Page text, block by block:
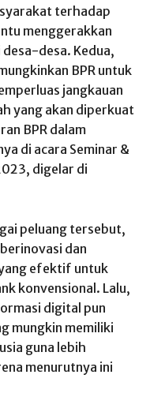
terhadap
menggerakkan
desa. Kedua,
BPR untuk
jangkauan
yang akan diperkuat
BPR dalam
di acara Seminar &
digelar di
peluang tersebut,
dan
efektif untuk
konvensional. Lalu,
digital pun
mungkin memiliki
guna lebih
menurutnya ini